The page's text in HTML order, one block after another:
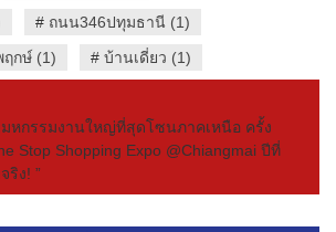
# ถนน346ปทุมธานี (1)
กษ์ (1) # บ้านเดี่ยว (1)
หกรรมงานใหญ่ที่สุดโซนภาคเหนือ ครั้ง
Stop Shopping Expo @Chiangmai ปีที่
ริง! ”